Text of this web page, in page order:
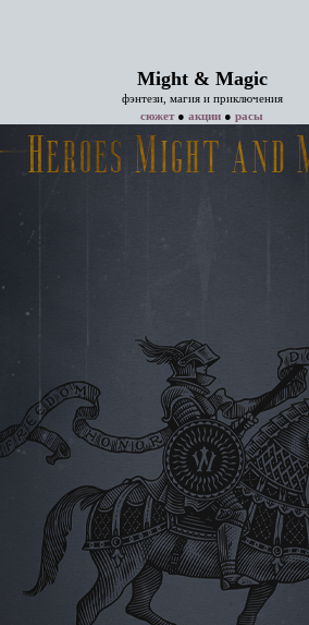
Might & Magic
фэнтези, магия и приключения
сюжет● акции ● расы